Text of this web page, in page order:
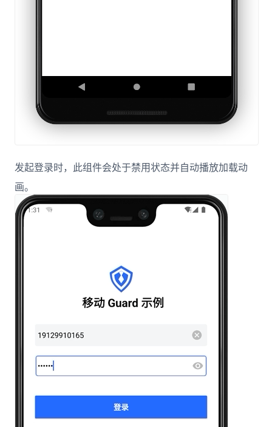
发起登录时，此组件会处于禁用状态并自动播放加载动
画。